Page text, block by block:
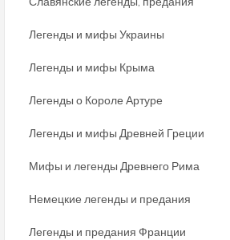
Легенды и мифы Украины
Легенды и мифы Крыма
Легенды о Короле Артуре
Легенды и мифы Древней Греции
Мифы и легенды Древнего Рима
Немецкие легенды и предания
Легенды и предания Франции